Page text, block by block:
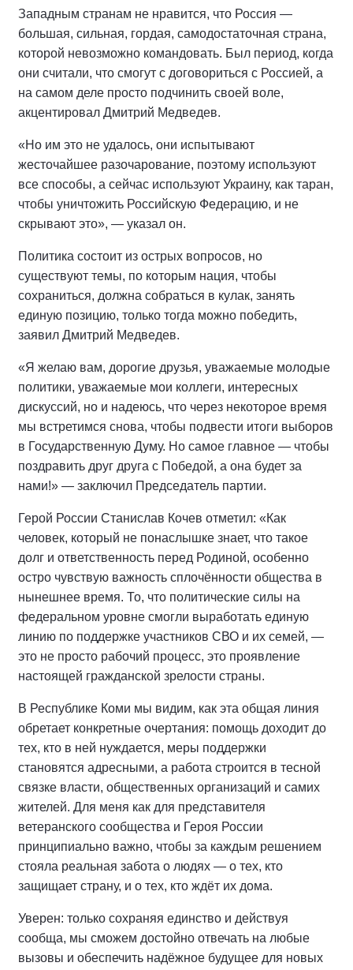
Западным странам не нравится, что Россия —
большая, сильная, гордая, самодостаточная страна,
которой невозможно командовать. Был период, когда
они считали, что смогут с договориться с Россией, а
на самом деле просто подчинить своей воле,
акцентировал Дмитрий Медведев.
«Но им это не удалось, они испытывают
жесточайшее разочарование, поэтому используют
все способы, а сейчас используют Украину, как таран,
чтобы уничтожить Российскую Федерацию, и не
скрывают это», — указал он.
Политика состоит из острых вопросов, но
существуют темы, по которым нация, чтобы
сохраниться, должна собраться в кулак, занять
единую позицию, только тогда можно победить,
заявил Дмитрий Медведев.
«Я желаю вам, дорогие друзья, уважаемые молодые
политики, уважаемые мои коллеги, интересных
дискуссий, но и надеюсь, что через некоторое время
мы встретимся снова, чтобы подвести итоги выборов
в Государственную Думу. Но самое главное — чтобы
поздравить друг друга с Победой, а она будет за
нами!» — заключил Председатель партии.
Герой России Станислав Кочев отметил: «Как
человек, который не понаслышке знает, что такое
долг и ответственность перед Родиной, особенно
остро чувствую важность сплочённости общества в
нынешнее время. То, что политические силы на
федеральном уровне смогли выработать единую
линию по поддержке участников СВО и их семей, —
это не просто рабочий процесс, это проявление
настоящей гражданской зрелости страны.
В Республике Коми мы видим, как эта общая линия
обретает конкретные очертания: помощь доходит до
тех, кто в ней нуждается, меры поддержки
становятся адресными, а работа строится в тесной
связке власти, общественных организаций и самих
жителей. Для меня как для представителя
ветеранского сообщества и Героя России
принципиально важно, чтобы за каждым решением
стояла реальная забота о людях — о тех, кто
защищает страну, и о тех, кто ждёт их дома.
Уверен: только сохраняя единство и действуя
сообща, мы сможем достойно отвечать на любые
вызовы и обеспечить надёжное будущее для новых